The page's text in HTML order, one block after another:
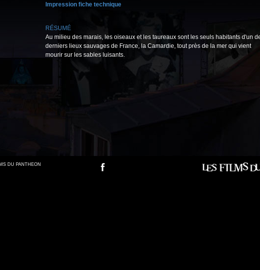
Impression fiche technique
RÉSUMÉ
Au milieu des marais, les oiseaux et les taureaux sont les seuls habitants d'un
derniers lieux sauvages de France, la Camardie, tout près de la mer qui vient
mourir sur les sables luisants.
DU PANTHEON